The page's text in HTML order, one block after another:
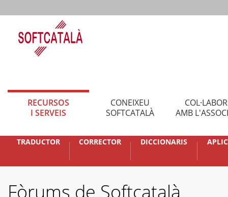
RECURSOS
I SERVEIS
CONEIXEU
SOFTCATALÀ
AMB
TRADUCTOR CORRECTOR DICCIONARIS
Fòrums de Softcatalà